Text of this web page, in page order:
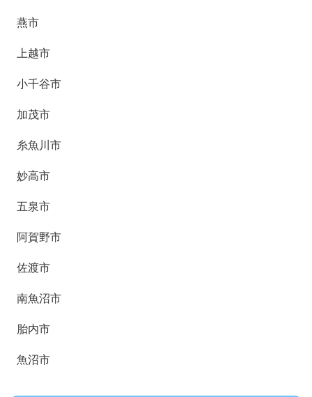
燕市
上越市
小千谷市
加茂市
糸魚川市
妙高市
五泉市
阿賀野市
佐渡市
南魚沼市
胎内市
魚沼市